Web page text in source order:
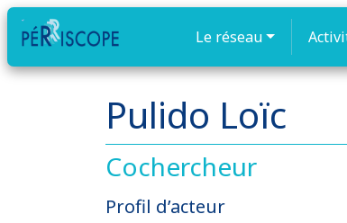
Le réseau
Pulido Loïc
Cochercheur
Profil d’acteur